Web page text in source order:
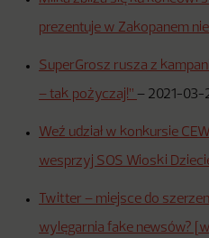
prezentuje w Zakopanem
SuperGrosz rusza z
– tak pożyczaj!” – 2021-03-
Weź udział w konkursie
wesprzyj SOS Wioski
Twitter – miejsce do
wylęgarnia fake newsów?